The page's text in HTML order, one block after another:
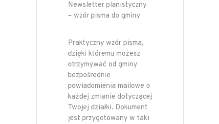
Newsletter planistyczny
– wzór pisma do gminy
Praktyczny wzór pisma,
dzięki któremu możesz
otrzymywać od gminy
bezpośrednie
powiadomienia mailowe o
każdej zmianie dotyczącej
Twojej działki. Dokument
jest przygotowany w taki